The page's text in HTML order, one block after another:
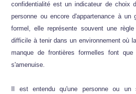
confidentialité est un indicateur de choix
personne ou encore d'appartenance à
formel, elle représente souvent une
difficile à tenir dans un environnement où
manque de frontières formelles font
s'amenuise.
Il est entendu qu'une personne ou un